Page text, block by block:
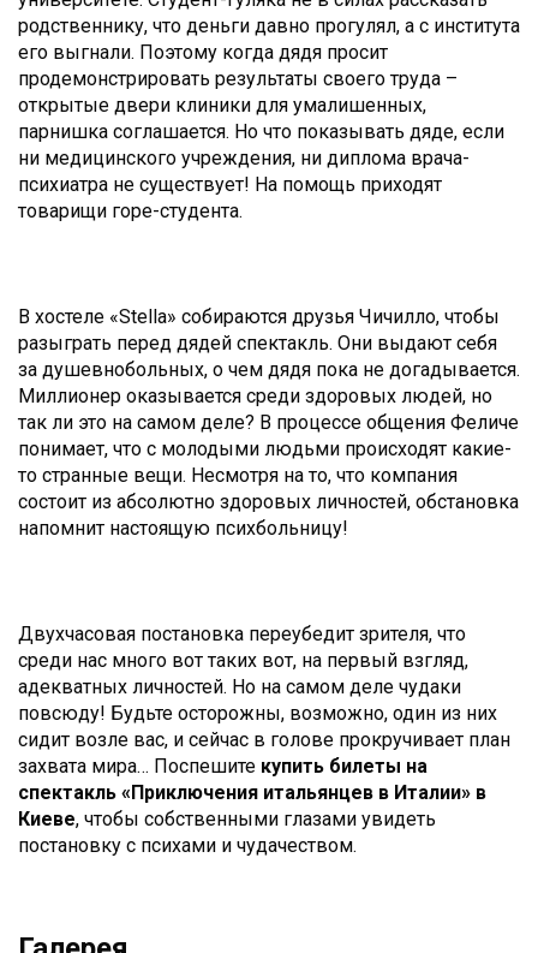
родственнику, что деньги давно прогулял, а с института
его выгнали. Поэтому когда дядя просит
продемонстрировать результаты своего труда –
открытые двери клиники для умалишенных,
парнишка соглашается. Но что показывать дяде, если
ни медицинского учреждения, ни диплома врача-
психиатра не существует! На помощь приходят
товарищи горе-студента.
В хостеле «Stella» собираются друзья Чичилло, чтобы
разыграть перед дядей спектакль. Они выдают себя
за душевнобольных, о чем дядя пока не догадывается.
Миллионер оказывается среди здоровых людей, но
так ли это на самом деле? В процессе общения Феличе
понимает, что с молодыми людьми происходят какие-
то странные вещи. Несмотря на то, что компания
состоит из абсолютно здоровых личностей, обстановка
напомнит настоящую психбольницу!
Двухчасовая постановка переубедит зрителя, что
среди нас много вот таких вот, на первый взгляд,
адекватных личностей. Но на самом деле чудаки
повсюду! Будьте осторожны, возможно, один из них
сидит возле вас, и сейчас в голове прокручивает план
захвата мира… Поспешите купить билеты на
спектакль «Приключения итальянцев в Италии» в
Киеве, чтобы собственными глазами увидеть
постановку с психами и чудачеством.